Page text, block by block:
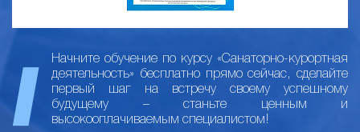
Начните обучение по курсу «Санаторно-курортная
деятельность» бесплатно прямо сейчас, сделайте
первый шаг на встречу своему успешному
будущему – станьте ценным и
высокооплачиваемым специалистом!